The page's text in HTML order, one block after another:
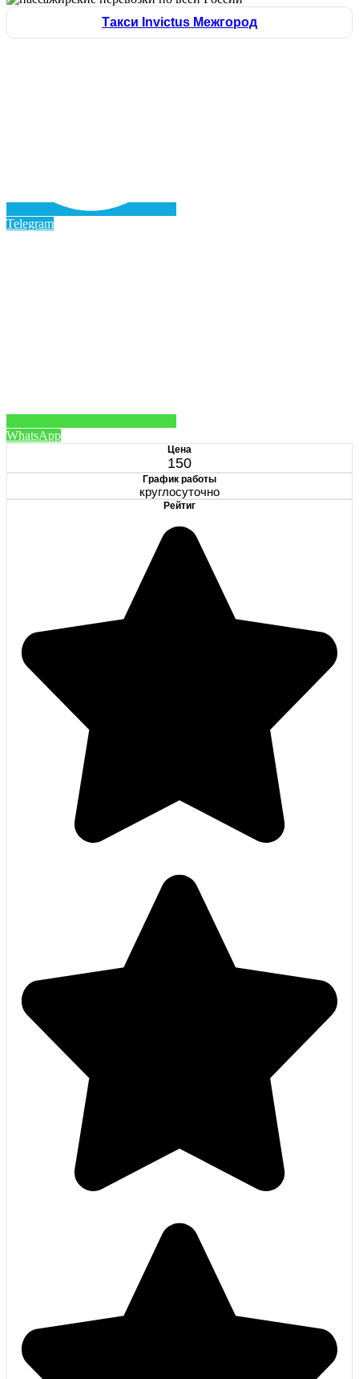
Такси Invictus Межгород
Telegram
WhatsApp
Цена
150
График работы
круглосуточно
Рейтиг